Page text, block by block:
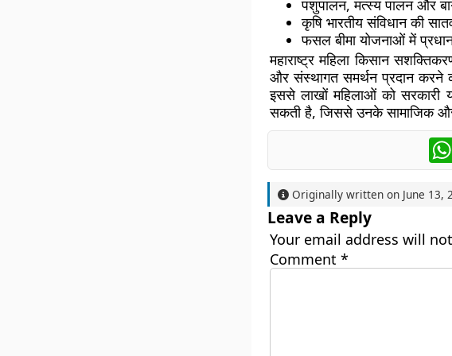
पशुपालन, मत्स्य पालन और
कृषि भारतीय संविधान की
फसल बीमा योजनाओं में
महाराष्ट्र महिला किसान
और संस्थागत समर्थन प्रदान करने
इससे लाखों महिलाओं को सरकारी
सकती है, जिससे उनके सामाजिक
Originally written on June 13,
Leave a Reply
Your email address will
Comment *